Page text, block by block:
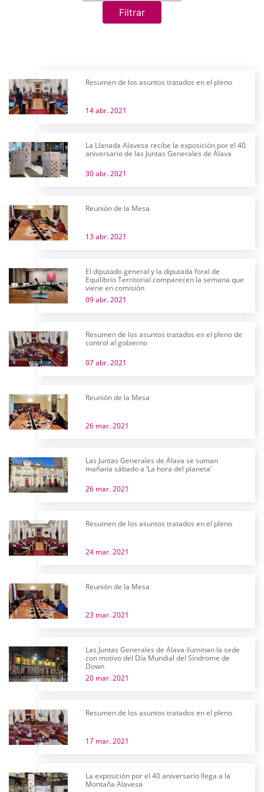
Filtrar
Resumen de los asuntos tratados en el pleno
14 abr. 2021
La Llanada Alavesa recibe la exposición por el 40
aniversario de las Juntas Generales de Álava
30 abr. 2021
Reunión de la Mesa
13 abr. 2021
El diputado general y la diputada foral de
Equilibrio Territorial comparecen la semana que
viene en comisión
09 abr. 2021
Resumen de los asuntos tratados en el pleno de
control al gobierno
07 abr. 2021
Reunión de la Mesa
26 mar. 2021
Las Juntas Generales de Álava se suman
mañana sábado a ‘La hora del planeta’
26 mar. 2021
Resumen de los asuntos tratados en el pleno
24 mar. 2021
Reunión de la Mesa
23 mar. 2021
Las Juntas Generales de Álava iluminan la sede
con motivo del Día Mundial del Síndrome de
Down
20 mar. 2021
Resumen de los asuntos tratados en el pleno
17 mar. 2021
La exposición por el 40 aniversario llega a la
Montaña Alavesa